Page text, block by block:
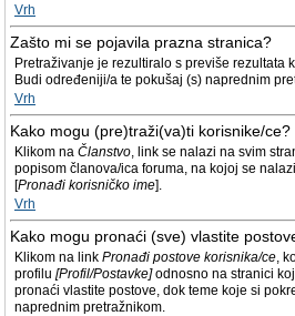
Vrh
Zašto mi se pojavila prazna stranica?
Pretraživanje je rezultiralo s previše rezultata
Budi određeniji/a te pokušaj (s) naprednim
Vrh
Kako mogu (pre)traži(va)ti korisnike/ce?
Klikom na Članstvo, link se nalazi na svim
popisom članova/ica foruma, na kojoj se
[Pronađi korisničko ime].
Vrh
Kako mogu pronaći (sve) vlastite
Klikom na link Pronađi postove korisnika/ce,
profilu [Profil/Postavke]odnosno na stranici
pronaći vlastite postove, dok teme koje si
naprednim pretražnikom.